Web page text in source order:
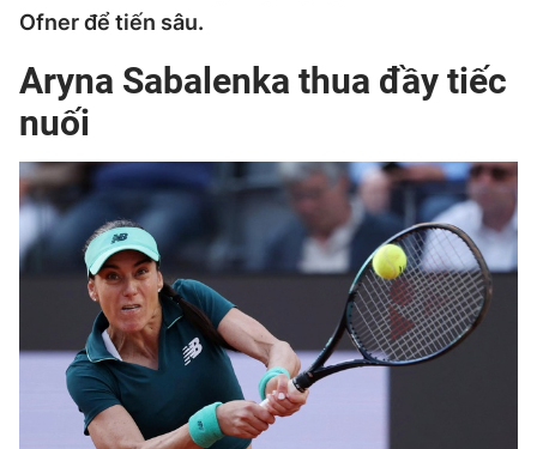
Ofner để tiến sâu.
Aryna Sabalenka thua đầy tiếc
nuối